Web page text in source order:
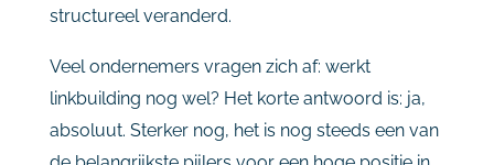
structureel veranderd.
Veel ondernemers vragen zich af: werkt
linkbuilding nog wel? Het korte antwoord is: ja,
absoluut. Sterker nog, het is nog steeds een van